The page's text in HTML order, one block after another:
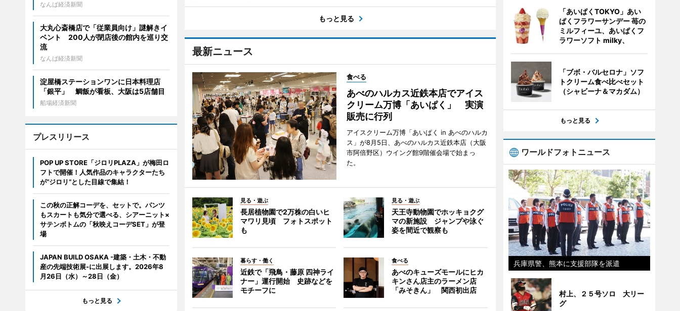
もっと見る
最新ニュース
食べる
あべのハルカス近鉄本店でアイス
クリーム万博「あいぱく」 実演
販売に行列
アイスクリーム万博「あいぱく in あべのハルカ
ス」が8月5日、あべのハルカス近鉄本店（大阪
市阿倍野区）ウイング館9階催会場で始まっ
た。
見る・遊ぶ
長居植物園で2万株の白いヒ
マワリ見頃 フォトスポット
も
見る・遊ぶ
天王寺動物園でホッキョクグ
マの新施設 ジャンプや泳ぐ
姿を間近で観察も
暮らす・働く
近鉄で「飛鳥・藤原 四神ライ
ナー」運行開始 史跡などを
モチーフに
食べる
あべのキューズモールにヒカ
キンさん店主のラーメン店
「みそきん」 関西初出店
なんば経済新聞
大丸心斎橋店で「従業員向け」謎解きイ
ベント 200人が閉店後の館内を巡り交
流
なんば経済新聞
淀屋橋ステーションワンに日本料理店
「銀平」 鯛飯が看板、大阪は5店舗目
船場経済新聞
プレスリリース
POP UP STORE「ジロリPLAZA」が梅田ロ
フトで開催！人気作品のキャラクターたち
が“ジロリ”とした目線で集結！
この秋の正解コーデを、セットで。パンツ
もスカートも気分で選べる、シアーニット×
サテンボトムの「秋映えコーデSET」が登
場
JAPAN BUILD OSAKA -建築・土木・不動
産の先端技術展-に出展します。2026年8
月26日（水）～28日（金）
もっと見る
「あいぱくTOKYO」あい
ぱくフラワーサンデー 苺の
ミルフィーユ、あいぱくフ
ラワーソフト milky、
「ブボ・バルセロナ」ソフ
トクリーム食べ比べセット
（シャビーナ＆マカダム）
もっと見る
ワールドフォトニュース
兵庫県警、熊本に支援部隊を派遣
村上、２５号ソロ 大リー
グ